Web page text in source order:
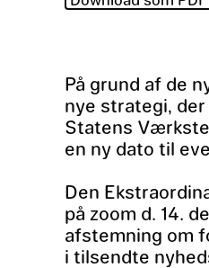
På grund af de
nye strategi, der
Statens
en ny dato til
Den
på zoom d. 14.
afstemning om
i tilsendte